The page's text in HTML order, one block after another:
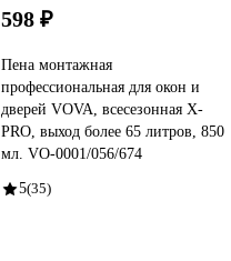
598 ₽
Пена монтажная
профессиональная для окон и
дверей VOVA, всесезонная X-
PRO, выход более 65 литров, 850
мл. VO-0001/056/674
5(35)